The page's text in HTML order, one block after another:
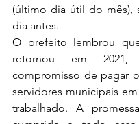
(último dia útil do mês),
dia antes.
O prefeito lembrou
retornou em 2021,
compromisso de pagar
servidores municipais
trabalhado. A